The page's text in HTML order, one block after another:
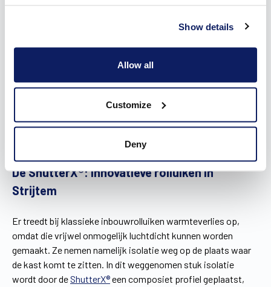
Show details
Allow all
Customize
Deny
kan in ons Experience Center of bij de Wilms-dealers. Maar
voor je naar de showroom trekt, grasduin eerst eens door
soorten rolluiken, de bedieningsmogelijkheden, kleurstalen en
de materialen.Download nu de brochureen verken op
voorhand alle opties voor jouw nieuwe rolluiken in Strijtem.
De ShutterX®: innovatieve rolluiken in
Strijtem
Er treedt bij klassieke inbouwrolluiken warmteverlies op,
omdat die vrijwel onmogelijk luchtdicht kunnen worden
gemaakt. Ze nemen namelijk isolatie weg op de plaats waar
de kast komt te zitten. In dit weggenomen stuk isolatie
wordt door deShutterX®een composiet profiel geplaatst,